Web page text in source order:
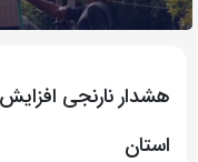
استان